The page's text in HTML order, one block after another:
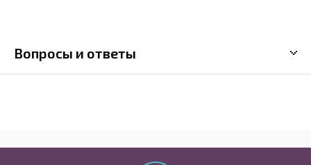
Вопросы и ответы